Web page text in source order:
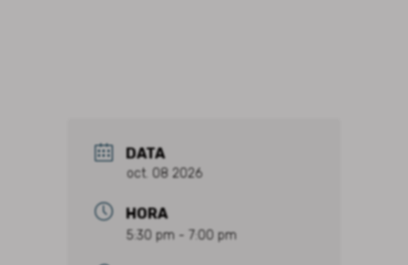
DATA
oct. 08 2026
HORA
5:30 pm - 7:00 pm